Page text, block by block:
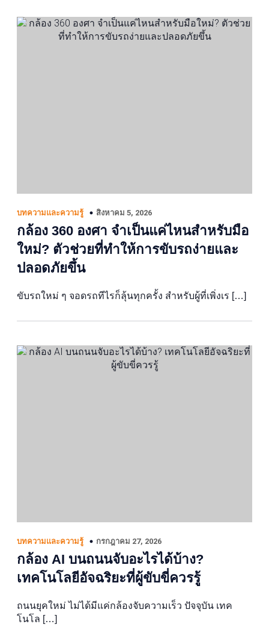
บทความและความรู้ สิงหาคม 5, 2026
กล้อง 360 องศา จำเป็นแค่ไหนสำหรับมือ
ใหม่? ตัวช่วยที่ทำให้การขับรถง่ายและ
ปลอดภัยขึ้น
ขับรถใหม่ ๆ จอดรถทีไรก็ลุ้นทุกครั้ง สำหรับผู้ที่เพิ่งเร […]
บทความและความรู้ กรกฎาคม 27, 2026
กล้อง AI บนถนนจับอะไรได้บ้าง?
เทคโนโลยีอัจฉริยะที่ผู้ขับขี่ควรรู้
ถนนยุคใหม่ ไม่ได้มีแค่กล้องจับความเร็ว ปัจจุบัน เทค
โนโล […]